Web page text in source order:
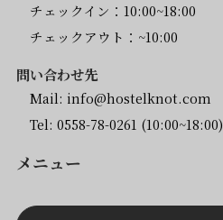
チェックイン：10:00~18:00
チェックアウト：~10:00
問い合わせ先
Mail: info@hostelknot.com
Tel: 0558-78-0261 (10:00~18:00)
メニュー